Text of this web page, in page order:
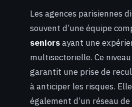
Les agences parisiennes
souvent d’une équipe
seniorsayant une
multisectorielle. Ce
garantit une prise de
à anticiper les risques.
également d’un réseau